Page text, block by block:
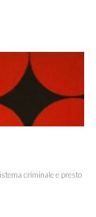
criminale e presto